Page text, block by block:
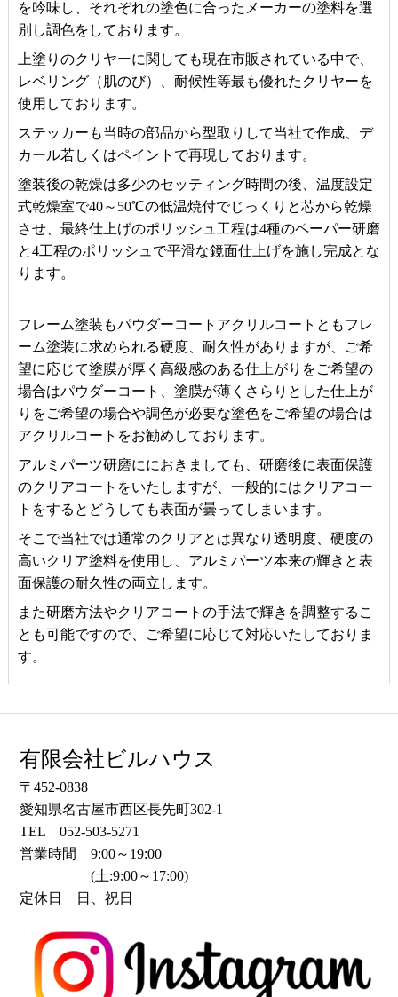
を吟味し、それぞれの塗色に合ったメーカーの塗料を選
別し調色をしております。
上塗りのクリヤーに関しても現在市販されている中で、
レベリング（肌のび）、耐候性等最も優れたクリヤーを
使用しております。
ステッカーも当時の部品から型取りして当社で作成、デ
カール若しくはペイントで再現しております。
塗装後の乾燥は多少のセッティング時間の後、温度設定
式乾燥室で40～50℃の低温焼付でじっくりと芯から乾燥
させ、最終仕上げのポリッシュ工程は4種のペーパー研磨
と4工程のポリッシュで平滑な鏡面仕上げを施し完成とな
ります。
フレーム塗装もパウダーコートアクリルコートともフレ
ーム塗装に求められる硬度、耐久性がありますが、ご希
望に応じて塗膜が厚く高級感のある仕上がりをご希望の
場合はパウダーコート、塗膜が薄くさらりとした仕上が
りをご希望の場合や調色が必要な塗色をご希望の場合は
アクリルコートをお勧めしております。
アルミパーツ研磨ににおきましても、研磨後に表面保護
のクリアコートをいたしますが、一般的にはクリアコー
トをするとどうしても表面が曇ってしまいます。
そこで当社では通常のクリアとは異なり透明度、硬度の
高いクリア塗料を使用し、アルミパーツ本来の輝きと表
面保護の耐久性の両立します。
また研磨方法やクリアコートの手法で輝きを調整するこ
とも可能ですので、ご希望に応じて対応いたしておりま
す。
有限会社ビルハウス
〒452-0838
愛知県名古屋市西区長先町302-1
TEL 052-503-5271
営業時間 9:00～19:00
(土:9:00～17:00)
定休日 日、祝日